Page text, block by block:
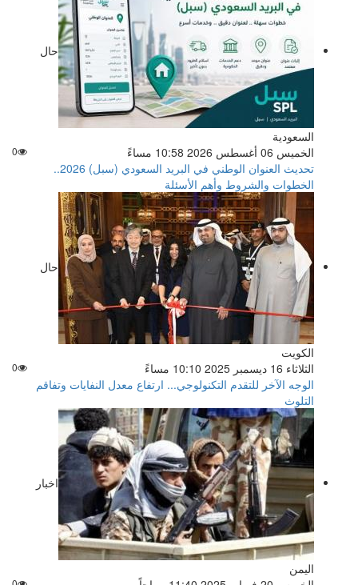
حال
السعودية
الخميس 06 أغسطس 2026 10:58 مساءً
0
تحديث العنوان الوطني في البريد السعودي (سبل) 2026..
الخطوات والشروط وأهم الأسئلة
حال
الكويت
الثلاثاء 16 ديسمبر 2025 10:10 مساءً
0
الوجه الآخر للتقدم التكنولوجي... ارتفاع معدل النفايات وتفاقم
التلوث
اخبار
اليمن